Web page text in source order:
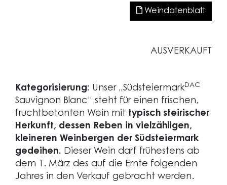
Weindatenblatt
AUSVERKAUFT
Kategorisierung: Unser „SüdsteiermarkDAC
Sauvignon Blanc“ steht für einen frischen,
fruchtbetonten Wein mit typisch steirischer
Herkunft, dessen Reben in vielzähligen,
kleineren Weinbergen der Südsteiermark
gedeihen. Dieser Wein darf frühestens ab
dem 1. März des auf die Ernte folgenden
Jahres in den Verkauf gebracht werden.